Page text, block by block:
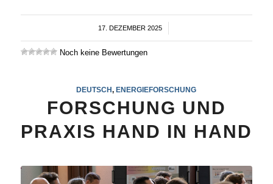
17. DEZEMBER 2025
/
Noch keine Bewertungen
DEUTSCH, ENERGIEFORSCHUNG
FORSCHUNG UND
PRAXIS HAND IN HAND